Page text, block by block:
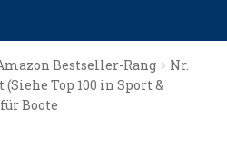
Bestseller-Rang
Nr.
Top 100 in Sport &
Boote